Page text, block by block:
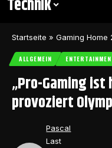
Technik
Startseite » Gaming Home
ALLGEMEIN
„Pro-Gaming
provoziert
Last
Pascal